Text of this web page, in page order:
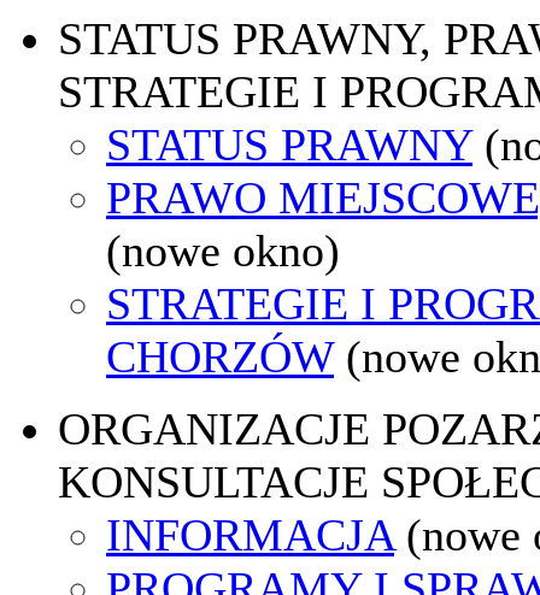
STATUS PRAWNY,
STRATEGIE I
STATUS PRAWNY
PRAWO
(nowe okno)
STRATEGIE I
CHORZÓW (nowe
ORGANIZACJE
KONSULTACJE
INFORMACJA (nowe